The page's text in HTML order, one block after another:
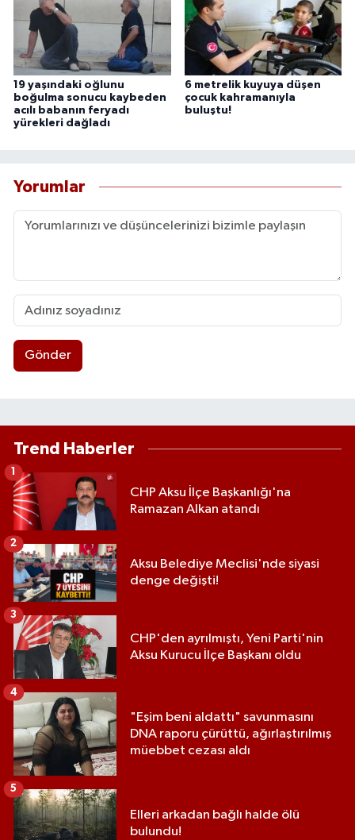
19 yaşındaki oğlunu
boğulma sonucu kaybeden
acılı babanın feryadı
yürekleri dağladı
6 metrelik kuyuya düşen
çocuk kahramanıyla
buluştu!
Yorumlar
Gönder
Trend Haberler
CHP Aksu İlçe Başkanlığı'na
Ramazan Alkan atandı
1
Aksu Belediye Meclisi'nde siyasi
denge değişti!
2
CHP'den ayrılmıştı, Yeni Parti'nin
Aksu Kurucu İlçe Başkanı oldu
3
"Eşim beni aldattı" savunmasını
DNA raporu çürüttü, ağırlaştırılmış
müebbet cezası aldı
4
Elleri arkadan bağlı halde ölü
bulundu!
5